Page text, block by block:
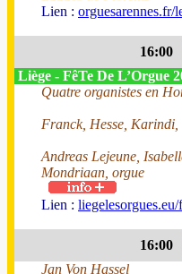
Lien : orguesarennes.fr/
16:00
Liège - FêTe De L’Orgue
Quatre organistes en
Franck, Hesse,
Andreas Lejeune,
Mondriaan, orgue
Lien :
16:00
Jan Von Hassel